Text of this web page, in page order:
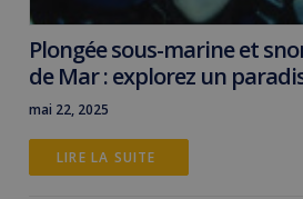
Plongée sous-marine et
de Mar : explorez un
mai 22, 2025
LIRE LA SUITE